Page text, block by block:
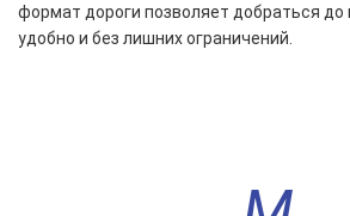
формат дороги позволяет добраться до
удобно и без лишних ограничений.